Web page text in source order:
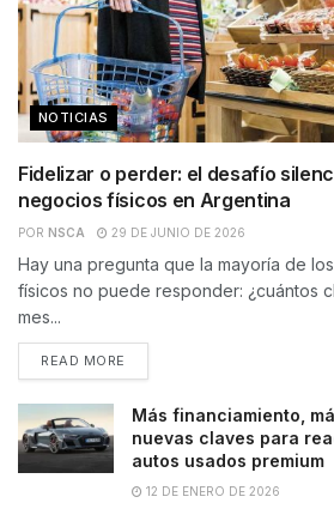
NOTICIAS
Fidelizar o perder: el desafío
negocios físicos en Argentina
POR NSCA 29 DE JUNIO DE 2026
Hay una pregunta que la mayoría de
físicos no puede responder: ¿cuántos
mes...
READ MORE
Más financiamiento,
nuevas claves para
autos usados premium
12 DE ENERO DE 2026